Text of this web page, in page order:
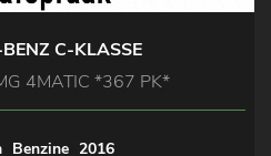
BENZ C-KLASSE
4MATIC *367 PK*
Benzine 2016